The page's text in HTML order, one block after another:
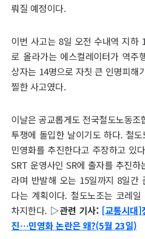
뤄질 예정이다.
이번 사고는 8일 오전 수내역 지하
로 올라가는 에스컬레이터가 역주
상자는 14명으로 자칫 큰 인명피해
찔한 사고였다.
이날은 공교롭게도 전국철도노동조
투쟁에 돌입한 날이기도 하다. 철
민영화를 추진한다고 주장하고 있
SRT 운영사인 SR에 출자를 추진하
라며 반발해 오는 15일까지 8일간
다는 계획이다. 철도노조는 코레
차지한다. ▷관련 기사: [교통시대]
진…민영화 논란은 왜?(5월 23일)